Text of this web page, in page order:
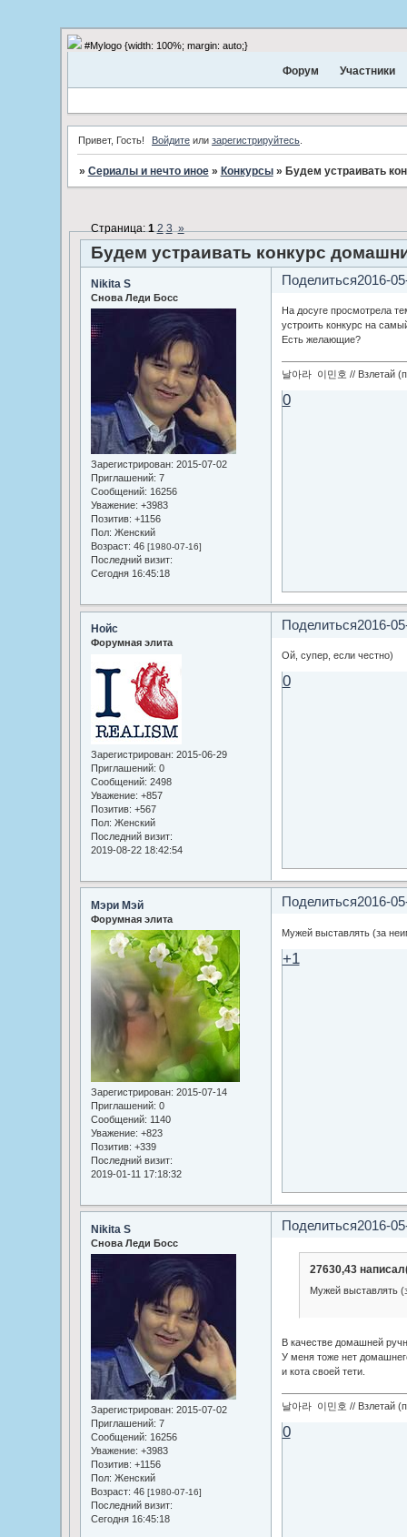
#Mylogo {width: 100%; margin: auto;}
Форум Участники
Привет, Гость! Войдите или зарегистрируйтесь
» Сериалы и нечто иное » Конкурсы » Будем устраивать
Будем устраивать конкурс
Страница:1 2 3 »
Поделиться2016-
Nikita S
Снова Леди Босс
Зарегистрирован: 2015-07-02
Приглашений: 7
Сообщений: 16256
Уважение: +3983
Позитив: +1156
Пол: Женский
Возраст: 46 [1980-07-16]
Последний визит:
Сегодня 16:45:18
На досуге просмотрела
устроить конкурс на
Есть желающие?
날아라 이민호 // Взлетай
0
Поделиться2016-
Нойс
Форумная элита
Зарегистрирован: 2015-06-29
Приглашений: 0
Сообщений: 2498
Уважение: +857
Позитив: +567
Пол: Женский
Последний визит:
2019-08-22 18:42:54
Ой, супер, если честно)
0
Поделиться2016-
Мэри Мэй
Форумная элита
Зарегистрирован: 2015-07-14
Приглашений: 0
Сообщений: 1140
Уважение: +823
Позитив: +339
Последний визит:
2019-01-11 17:18:32
Мужей выставлять (за
+1
Поделиться2016-
Nikita S
Снова Леди Босс
Зарегистрирован: 2015-07-02
Приглашений: 7
Сообщений: 16256
Уважение: +3983
Позитив: +1156
Пол: Женский
Возраст: 46 [1980-07-16]
Последний визит:
Сегодня 16:45:18
27630,43
Мужей выставлять
В качестве домашней
У меня тоже нет
и кота своей тети.
날아라 이민호 // Взлетай
0